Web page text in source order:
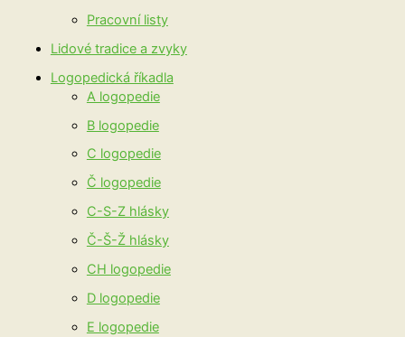
Pracovní listy
Lidové tradice a zvyky
Logopedická říkadla
A logopedie
B logopedie
C logopedie
Č logopedie
C-S-Z hlásky
Č-Š-Ž hlásky
CH logopedie
D logopedie
E logopedie